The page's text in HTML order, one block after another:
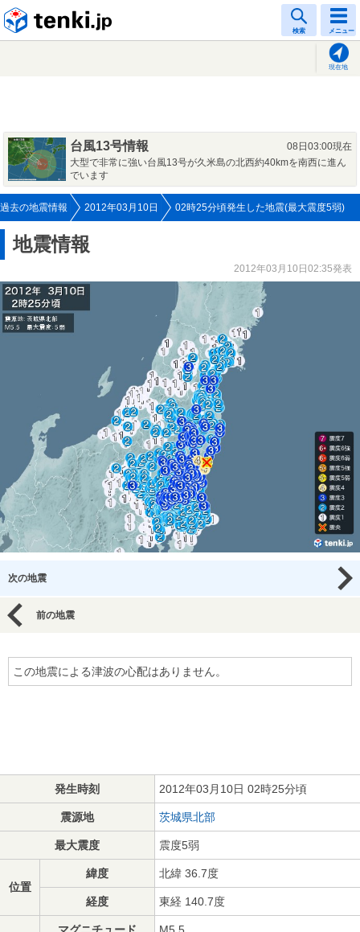
検索 メニュー
現在地
台風13号情報
08日03:00現在
大型で非常に強い台風13号が久米島の北西約40kmを南西に進ん
でいます
過去の地震情報 2012年03月10日 02時25分頃発生した地震(最大震度5弱)
地震情報
2012年03月10日02:35発表
次の地震
前の地震
この地震による津波の心配はありません。
発生時刻 2012年03月10日 02時25分頃
震源地 茨城県北部
最大震度 震度5弱
位置
緯度 北緯 36.7度
経度 東経 140.7度
マグニチュード M5.5